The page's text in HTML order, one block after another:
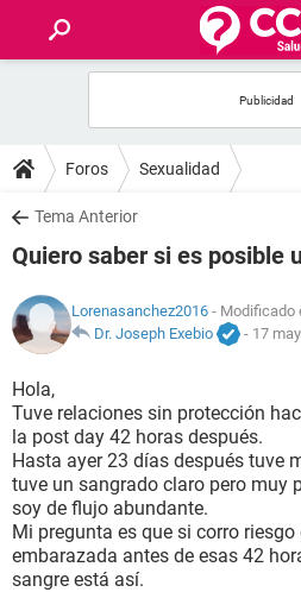
FOROS
SALUD
FAMILIA
NUTRICIÓN
BIENESTAR
SEXUALIDAD
GLOSARIO
Foros Sexualidad
Tema Anterior
Quiero saber si es posible
Lorenasanchez2016 - Modificado
Dr. Joseph Exebio
- 17
Hola,
Tuve relaciones sin protección
la post day 42 horas después.
Hasta ayer 23 días después tuve
tuve un sangrado claro pero muy
soy de flujo abundante.
Mi pregunta es que si corro
embarazada antes de esas 42
sangre está así.